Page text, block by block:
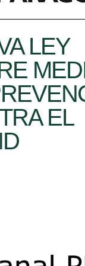
LEY
EL